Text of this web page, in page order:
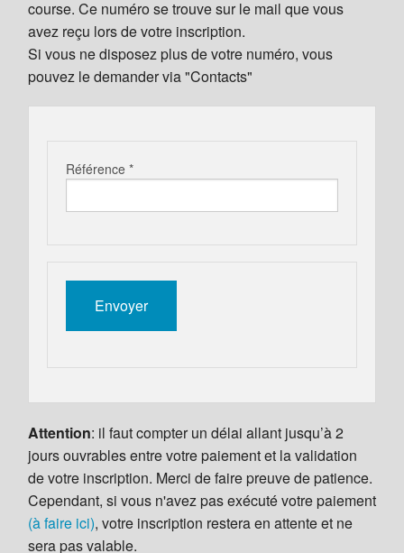
Informations
course. Ce numéro se trouve sur le mail que vous
avez reçu lors de votre inscription.
Si vous ne disposez plus de votre numéro, vous
pouvez le demander via "Contacts"
Référence *
Attention: il faut compter un délai allant jusqu’à 2
jours ouvrables entre votre paiement et la validation
de votre inscription. Merci de faire preuve de patience.
Cependant, si vous n'avez pas exécuté votre paiement
(à faire ici), votre inscription restera en attente et ne
sera pas valable.